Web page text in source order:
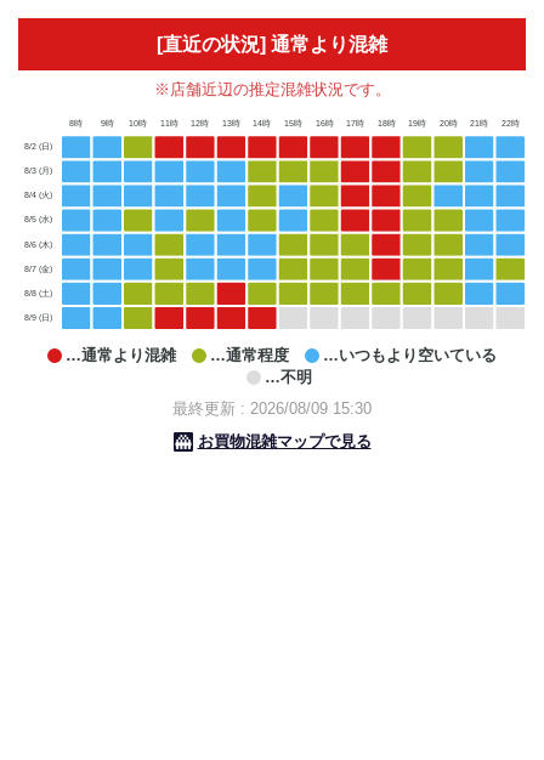
[直近の状況] 通常より混雑
※店舗近辺の推定混雑状況です。
…通常より混雑 …通常程度
…いつもより空いている
…不明
8時 9時 10時 11時 12時 13時 14時 15時 16時 17時 18時 19時 20時 21時 22時
8/2 (日)
8/3 (月)
8/4 (火)
8/5 (水)
8/6 (木)
8/7 (金)
8/8 (土)
8/9 (日)
最終更新 : 2026/08/09 15:30
お買物混雑マップで見る